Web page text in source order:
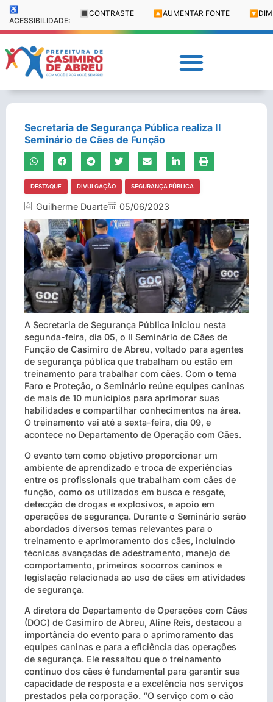
♿
ACESSIBILIDADE:
🔳 CONTRASTE 🔼 AUMENTAR FONTE 🔽
Secretaria de Segurança Pública realiza II
Seminário de Cães de Função
DESTAQUE DIVULGAÇÃO SEGURANÇA PÚBLICA
Guilherme Duarte 05/06/2023
A Secretaria de Segurança Pública iniciou nesta
segunda-feira, dia 05, o II Seminário de Cães de
Função de Casimiro de Abreu, voltado para agentes
de segurança pública que trabalham ou estão em
treinamento para trabalhar com cães. Com o tema
Faro e Proteção, o Seminário reúne equipes caninas
de mais de 10 municípios para aprimorar suas
habilidades e compartilhar conhecimentos na área.
O treinamento vai até a sexta-feira, dia 09, e
acontece no Departamento de Operação com Cães.
O evento tem como objetivo proporcionar um
ambiente de aprendizado e troca de experiências
entre os profissionais que trabalham com cães de
função, como os utilizados em busca e resgate,
detecção de drogas e explosivos, e apoio em
operações de segurança. Durante o Seminário serão
abordados diversos temas relevantes para o
treinamento e aprimoramento dos cães, incluindo
técnicas avançadas de adestramento, manejo de
comportamento, primeiros socorros caninos e
legislação relacionada ao uso de cães em atividades
de segurança.
A diretora do Departamento de Operações com Cães
(DOC) de Casimiro de Abreu, Aline Reis, destacou a
importância do evento para o aprimoramento das
equipes caninas e para a eficiência das operações
de segurança. Ele ressaltou que o treinamento
contínuo dos cães é fundamental para garantir sua
capacidade de resposta e a excelência nos serviços
prestados pela corporação. “O serviço com o cão